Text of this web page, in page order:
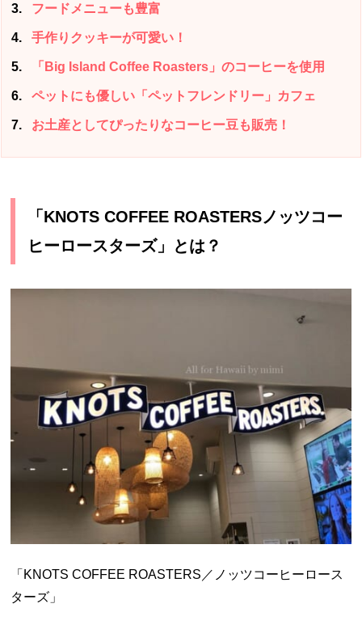
3 フードメニューも豊富
4 手作りクッキーが可愛い！
5 「Big Island Coffee Roasters」のコーヒーを使用
6 ペットにも優しい「ペットフレンドリー」カフェ
7 お土産としてぴったりなコーヒー豆も販売！
「KNOTS COFFEE ROASTERSノッツコー
ヒーロースターズ」とは？
「KNOTS COFFEE ROASTERS／ノッツコーヒーロース
ターズ」